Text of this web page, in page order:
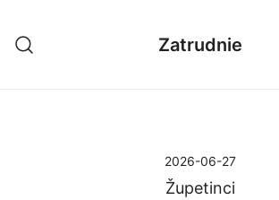
treści
Zatrudnie
2026-06-27
Župetinci